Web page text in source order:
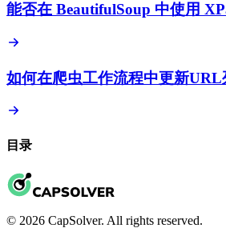
能否在 BeautifulSoup 中使用
如何在爬虫工作流程中更新URL
目录
© 2026 CapSolver. All rights reserved.